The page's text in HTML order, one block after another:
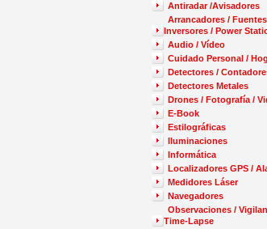
Antiradar /Avisadores
Arrancadores /
Inversores / Power
Audio / Vídeo
Cuidado Personal /
Detectores /
Detectores Metales
Drones / Fotografía /
E-Book
Estilográficas
Iluminaciones
Informática
Localizadores GPS /
Medidores Láser
Navegadores
Observaciones /
Time-Lapse